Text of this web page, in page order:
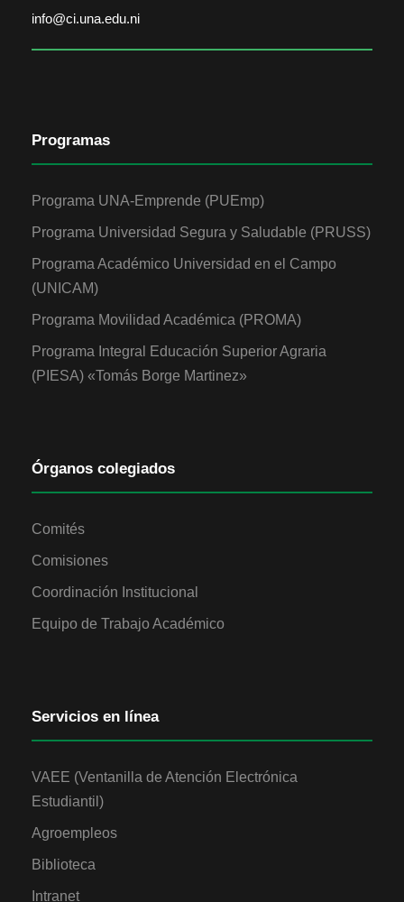
info@ci.una.edu.ni
Programas
Programa UNA-Emprende (PUEmp)
Programa Universidad Segura y Saludable (PRUSS)
Programa Académico Universidad en el Campo
(UNICAM)
Programa Movilidad Académica (PROMA)
Programa Integral Educación Superior Agraria
(PIESA) «Tomás Borge Martinez»
Órganos colegiados
Comités
Comisiones
Coordinación Institucional
Equipo de Trabajo Académico
Servicios en línea
VAEE (Ventanilla de Atención Electrónica
Estudiantil)
Agroempleos
Biblioteca
Intranet